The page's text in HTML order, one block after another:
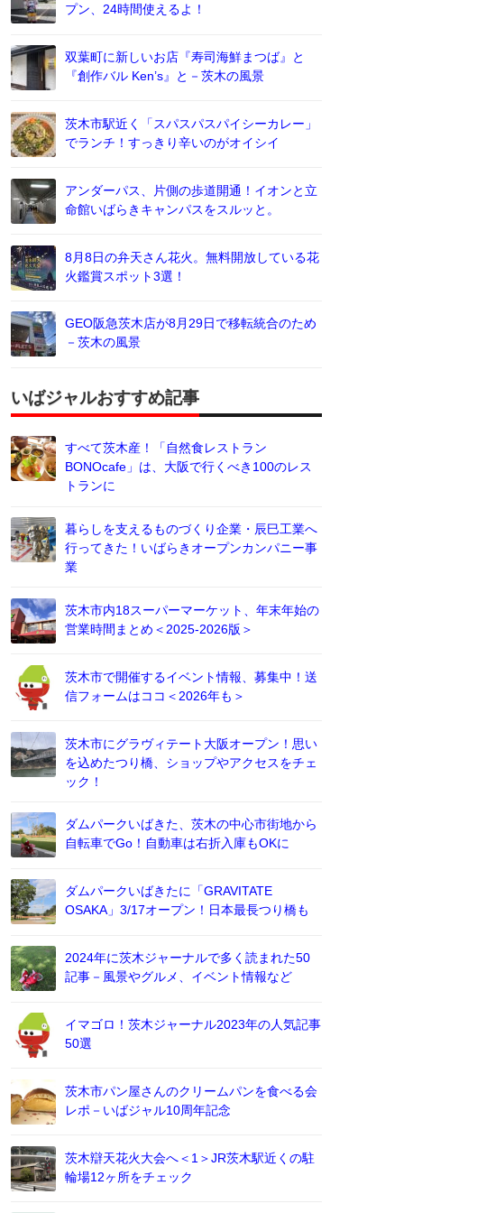
プン、24時間使えるよ！
双葉町に新しいお店『寿司海鮮まつば』と
『創作バル Ken’s』と－茨木の風景
茨木市駅近く「スパスパスパイシーカレー」
でランチ！すっきり辛いのがオイシイ
アンダーパス、片側の歩道開通！イオンと立
命館いばらきキャンパスをスルッと。
8月8日の弁天さん花火。無料開放している花
火鑑賞スポット3選！
GEO阪急茨木店が8月29日で移転統合のため
－茨木の風景
いばジャルおすすめ記事
すべて茨木産！「自然食レストラン
BONOcafe」は、大阪で行くべき100のレス
トランに
暮らしを支えるものづくり企業・辰巳工業へ
行ってきた！いばらきオープンカンパニー事
業
茨木市内18スーパーマーケット、年末年始の
営業時間まとめ＜2025-2026版＞
茨木市で開催するイベント情報、募集中！送
信フォームはココ＜2026年も＞
茨木市にグラヴィテート大阪オープン！思い
を込めたつり橋、ショップやアクセスをチェ
ック！
ダムパークいばきた、茨木の中心市街地から
自転車でGo！自動車は右折入庫もOKに
ダムパークいばきたに「GRAVITATE
OSAKA」3/17オープン！日本最長つり橋も
2024年に茨木ジャーナルで多く読まれた50
記事－風景やグルメ、イベント情報など
イマゴロ！茨木ジャーナル2023年の人気記事
50選
茨木市パン屋さんのクリームパンを食べる会
レポ－いばジャル10周年記念
茨木辯天花火大会へ＜1＞JR茨木駅近くの駐
輪場12ヶ所をチェック